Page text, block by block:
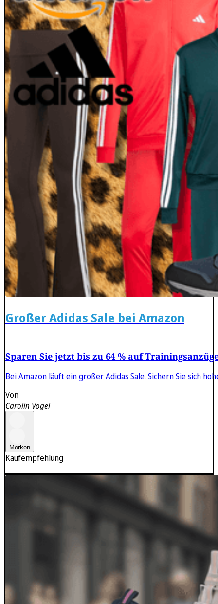
Kaufempfehlung
Großer Adidas Sale bei Amazon
Sparen Sie jetzt bis zu 64 % auf
Bei Amazon läuft ein großer Adidas Sale. Sichern Sie sich
Von
Carolin Vogel
Merken